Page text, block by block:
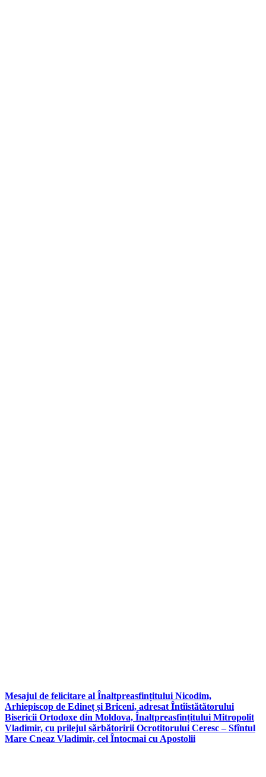
Mesajul de felicitare al Înaltpreasfințitului Nicodim,
Arhiepiscop de Edineț și Briceni, adresat Întîistătătorului
Bisericii Ortodoxe din Moldova, Înaltpreasfințitului Mitropolit
Vladimir, cu prilejul sărbătoririi Ocrotitorului Ceresc – Sfîntul
Mare Cneaz Vladimir, cel Întocmai cu Apostolii